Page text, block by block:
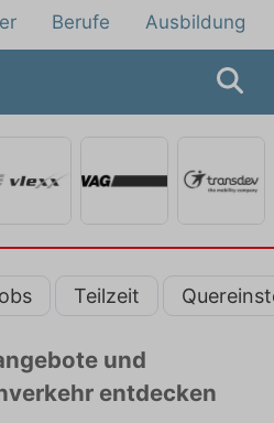
Berufe Ausbildung
Teilzeit
und
entdecken